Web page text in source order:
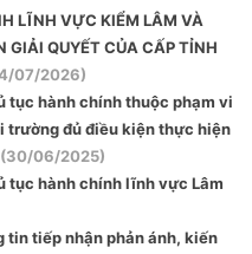
LĨNH VỰC KIỂM LÂM VÀ
GIẢI QUYẾT CỦA CẤP TỈNH
07/2026)
tục hành chính thuộc phạm vi
trường đủ điều kiện thực hiện
(30/06/2025)
tục hành chính lĩnh vực Lâm
tin tiếp nhận phản ánh, kiến